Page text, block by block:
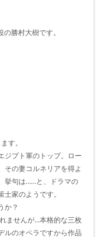
勝村大樹です。
す。
ジプト軍のトップ。ロー
その妻コルネリアを得よ
挙句は……と、ドラマの
家のようです。
か？
ませんが…本格的な三枚
ルのオペラですから作品